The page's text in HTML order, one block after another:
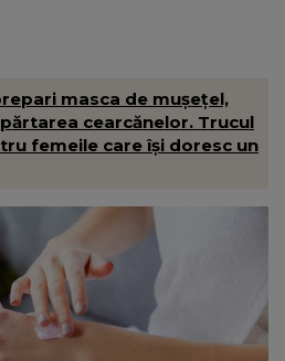
masca de mușețel,
cearcănelor. Trucul
femeile care își doresc un